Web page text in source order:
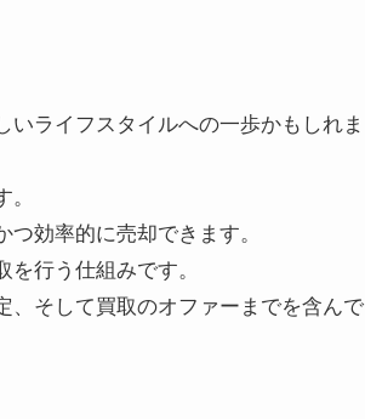
ライフスタイルへの一歩かもしれま
効率的に売却できます。
行う仕組みです。
、そして買取のオファーまでを含んで